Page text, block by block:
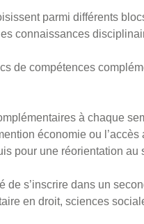
parmi différents
connaissances
de compétences
à chaque
économie ou
pour une réorientation
de s’inscrire dans un
en droit, sciences